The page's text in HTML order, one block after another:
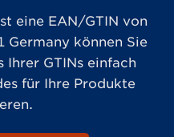
eine EAN/GTIN von
Germany können Sie
Ihrer GTINs einfach
für Ihre Produkte